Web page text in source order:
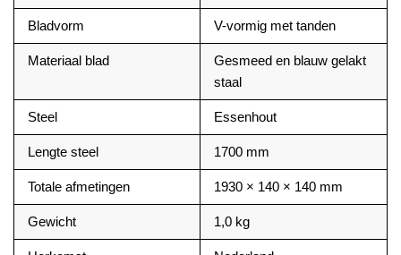
Bladvorm V-vormig met tanden
Materiaal blad
Gesmeed en blauw gelakt
staal
Steel Essenhout
Lengte steel 1700 mm
Totale afmetingen 1930 × 140 × 140 mm
Gewicht 1,0 kg